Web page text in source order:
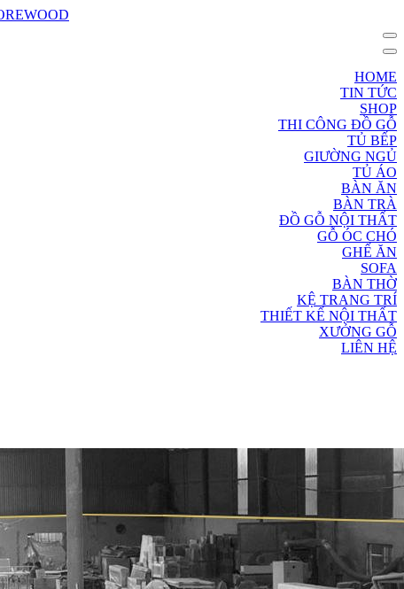
HOME
TIN TỨC
SHOP
THI CÔNG ĐỒ GỖ
TỦ BẾP
GIƯỜNG NGỦ
TỦ ÁO
BÀN ĂN
BÀN TRÀ
ĐỒ GỖ NỘI THẤT
GỖ ÓC CHÓ
GHẾ ĂN
SOFA
BÀN THỜ
KỆ TRANG TRÍ
THIẾT KẾ NỘI THẤT
XƯỞNG GỖ
LIÊN HỆ